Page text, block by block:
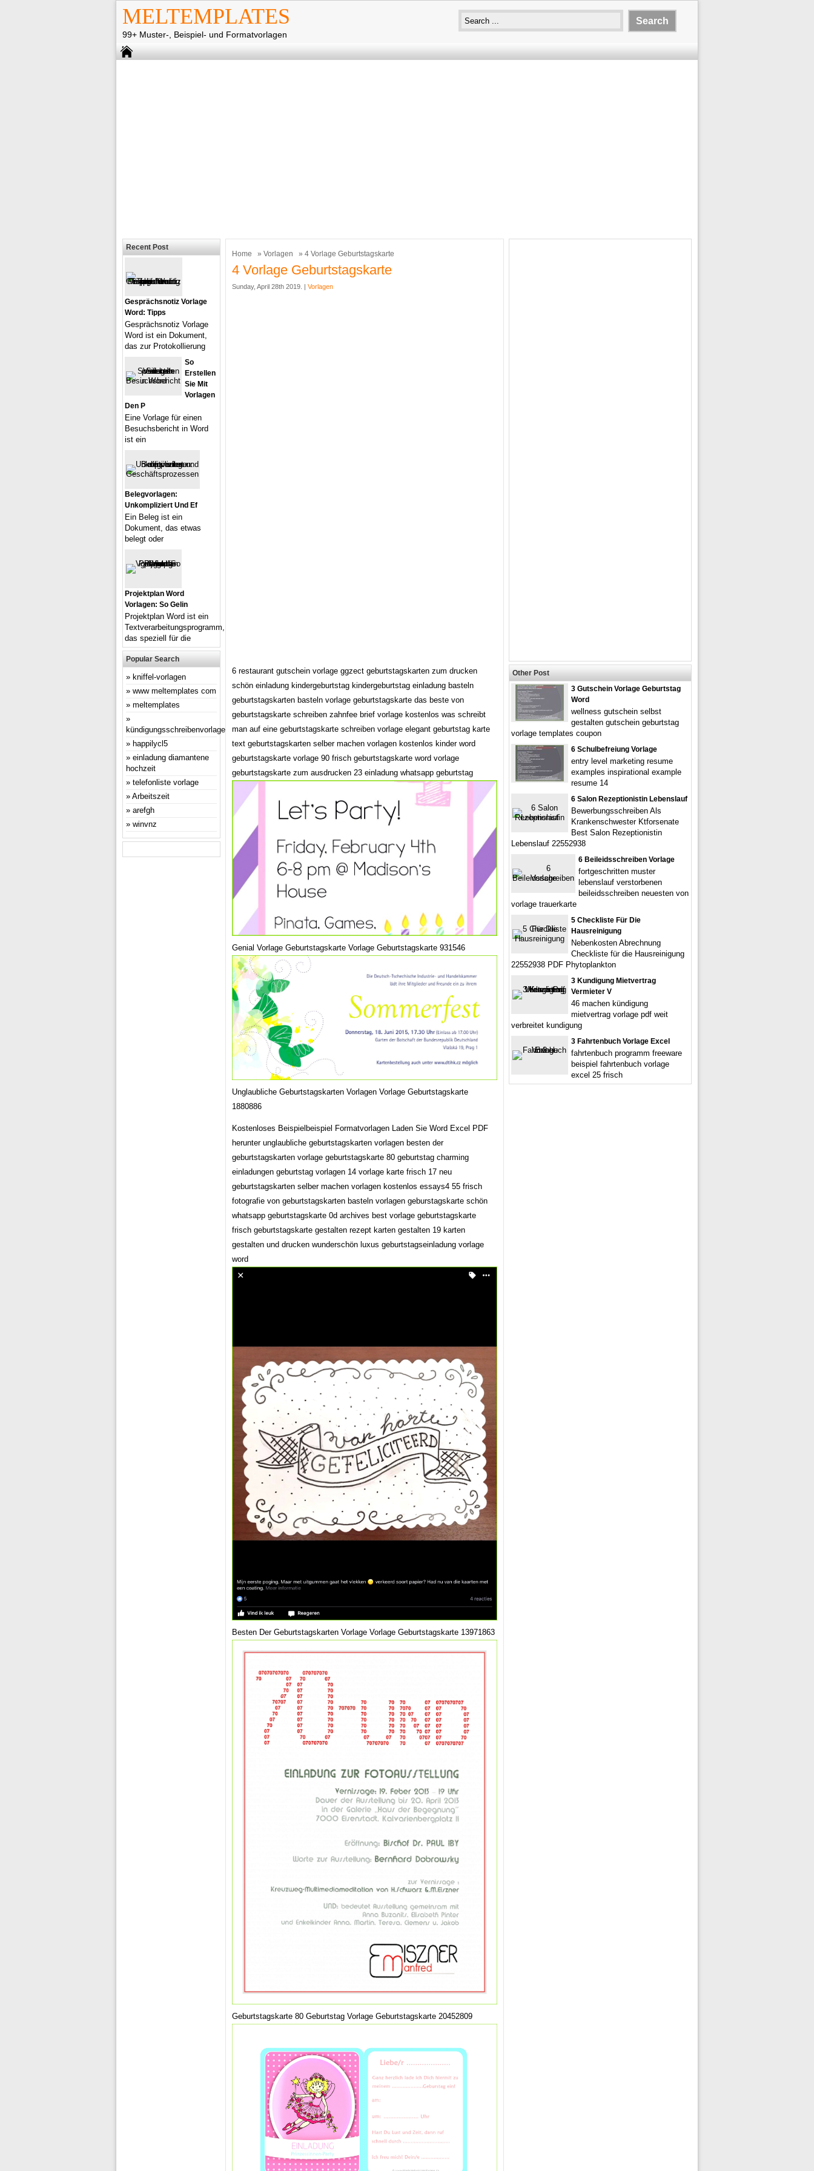
MELTEMPLATES
99+ Muster-, Beispiel- und Formatvorlagen
Home » Vorlagen » 4 Vorlage Geburtstagskarte
4 Vorlage Geburtstagskarte
Sunday, April 28th 2019. | Vorlagen
6 restaurant gutschein vorlage ggzect geburtstagskarten zum drucken
schön einladung kindergeburtstag kindergeburtstag einladung basteln
geburtstagskarten basteln vorlage geburtstagskarte das beste von
geburtstagskarte schreiben zahnfee brief vorlage kostenlos was schreibt
man auf eine geburtstagskarte schreiben vorlage elegant geburtstag karte
text geburtstagskarten selber machen vorlagen kostenlos kinder word
geburtstagskarte vorlage 90 frisch geburtstagskarte word vorlage
geburtstagskarte zum ausdrucken 23 einladung whatsapp geburtstag
Genial Vorlage Geburtstagskarte Vorlage Geburtstagskarte 931546
Unglaubliche Geburtstagskarten Vorlagen Vorlage Geburtstagskarte
1880886
Kostenloses Beispielbeispiel Formatvorlagen Laden Sie Word Excel PDF
herunter unglaubliche geburtstagskarten vorlagen besten der
geburtstagskarten vorlage geburtstagskarte 80 geburtstag charming
einladungen geburtstag vorlagen 14 vorlage karte frisch 17 neu
geburtstagskarten selber machen vorlagen kostenlos essays4 55 frisch
fotografie von geburtstagskarten basteln vorlagen geburstagskarte schön
whatsapp geburtstagskarte 0d archives best vorlage geburtstagskarte
frisch geburtstagskarte gestalten rezept karten gestalten 19 karten
gestalten und drucken wunderschön luxus geburtstagseinladung vorlage
word
Besten Der Geburtstagskarten Vorlage Vorlage Geburtstagskarte 13971863
Geburtstagskarte 80 Geburtstag Vorlage Geburtstagskarte 20452809
Recent Post
Gesprächsnotiz Vorlage
Word: Tipps
Gesprächsnotiz Vorlage
Word ist ein Dokument,
das zur Protokollierung
So
Erstellen
Sie Mit
Vorlagen
Den P
Eine Vorlage für einen
Besuchsbericht in Word
ist ein
Belegvorlagen:
Unkompliziert Und Ef
Ein Beleg ist ein
Dokument, das etwas
belegt oder
Projektplan Word
Vorlagen: So Gelin
Projektplan Word ist ein
Textverarbeitungsprogramm,
das speziell für die
Popular Search
kniffel-vorlagen
www meltemplates com
meltemplates
kündigungsschreibenvorlage
happilycl5
einladung diamantene
hochzeit
telefonliste vorlage
Arbeitszeit
arefgh
winvnz
Other Post
3 Gutschein Vorlage Geburtstag
Word
wellness gutschein selbst
gestalten gutschein geburtstag
vorlage templates coupon
6 Schulbefreiung Vorlage
entry level marketing resume
examples inspirational example
resume 14
6 Salon Rezeptionistin Lebenslauf
Bewerbungsschreiben Als
Krankenschwester Ktforsenate
Best Salon Rezeptionistin
Lebenslauf 22552938
6 Beileidsschreiben Vorlage
fortgeschritten muster
lebenslauf verstorbenen
beileidsschreiben neuesten von
vorlage trauerkarte
5 Checkliste Für Die
Hausreinigung
Nebenkosten Abrechnung
Checkliste für die Hausreinigung
22552938 PDF Phytoplankton
3 Kundigung Mietvertrag
Vermieter V
46 machen kündigung
mietvertrag vorlage pdf weit
verbreitet kundigung
3 Fahrtenbuch Vorlage Excel
fahrtenbuch programm freeware
beispiel fahrtenbuch vorlage
excel 25 frisch